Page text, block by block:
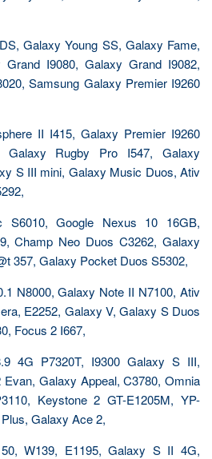
Galaxy Young SS, Galaxy Fame,
I9080, Galaxy Grand I9082,
Samsung Galaxy Premier I9260
II I415, Galaxy Premier I9260
Galaxy Rugby Pro I547, Galaxy
S III mini, Galaxy Music Duos, Ativ
S6010, Google Nexus 10 16GB,
Champ Neo Duos C3262, Galaxy
357, Galaxy Pocket Duos S5302,
N8000, Galaxy Note II N7100, Ativ
E2252, Galaxy V, Galaxy S Duos
Focus 2 I667,
4G P7320T, I9300 Galaxy S III,
Galaxy Appeal, C3780, Omnia
Keystone 2 GT-E1205M, YP-
Galaxy Ace 2,
W139, E1195, Galaxy S II 4G,